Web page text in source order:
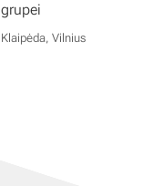
grupei
Klaipėda, Vilnius